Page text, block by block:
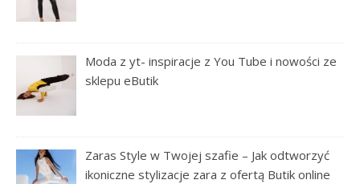
Moda z yt- inspiracje z You Tube i nowości ze
sklepu eButik
Zaras Style w Twojej szafie – Jak odtworzyć
ikoniczne stylizacje zara z ofertą Butik online